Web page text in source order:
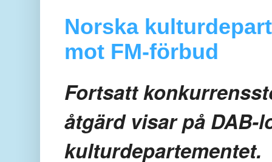
Norska
mot FM-förbud
Fortsatt
åtgärd visar på
kulturdepartementet.